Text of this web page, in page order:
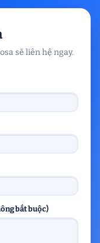
sẽ liên hệ ngay.
bắt buộc)